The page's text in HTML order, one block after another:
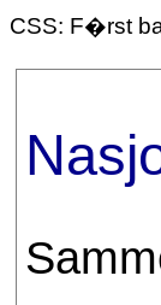
CSS: F�rst